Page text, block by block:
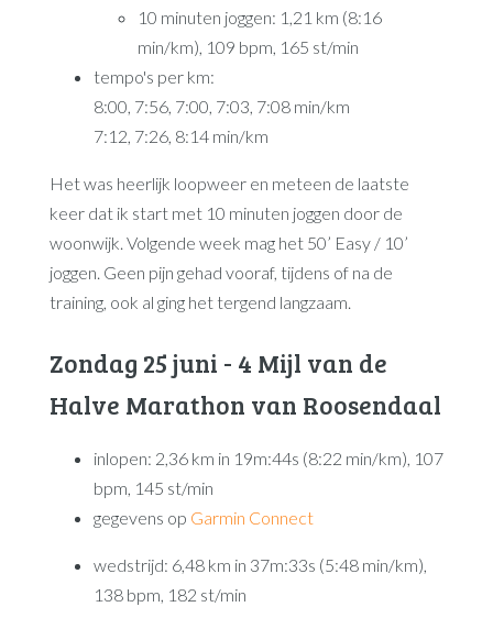
10 minuten joggen: 1,21 km (8:16
min/km), 109 bpm, 165 st/min
tempo's per km:
8:00, 7:56, 7:00, 7:03, 7:08 min/km
7:12, 7:26, 8:14 min/km
Het was heerlijk loopweer en meteen de laatste
keer dat ik start met 10 minuten joggen door de
woonwijk. Volgende week mag het 50’ Easy / 10’
joggen. Geen pijn gehad vooraf, tijdens of na de
training, ook al ging het tergend langzaam.
Zondag 25 juni - 4 Mijl van de
Halve Marathon van Roosendaal
inlopen: 2,36 km in 19m:44s (8:22 min/km), 107
bpm, 145 st/min
gegevens op Garmin Connect
wedstrijd: 6,48 km in 37m:33s (5:48 min/km),
138 bpm, 182 st/min